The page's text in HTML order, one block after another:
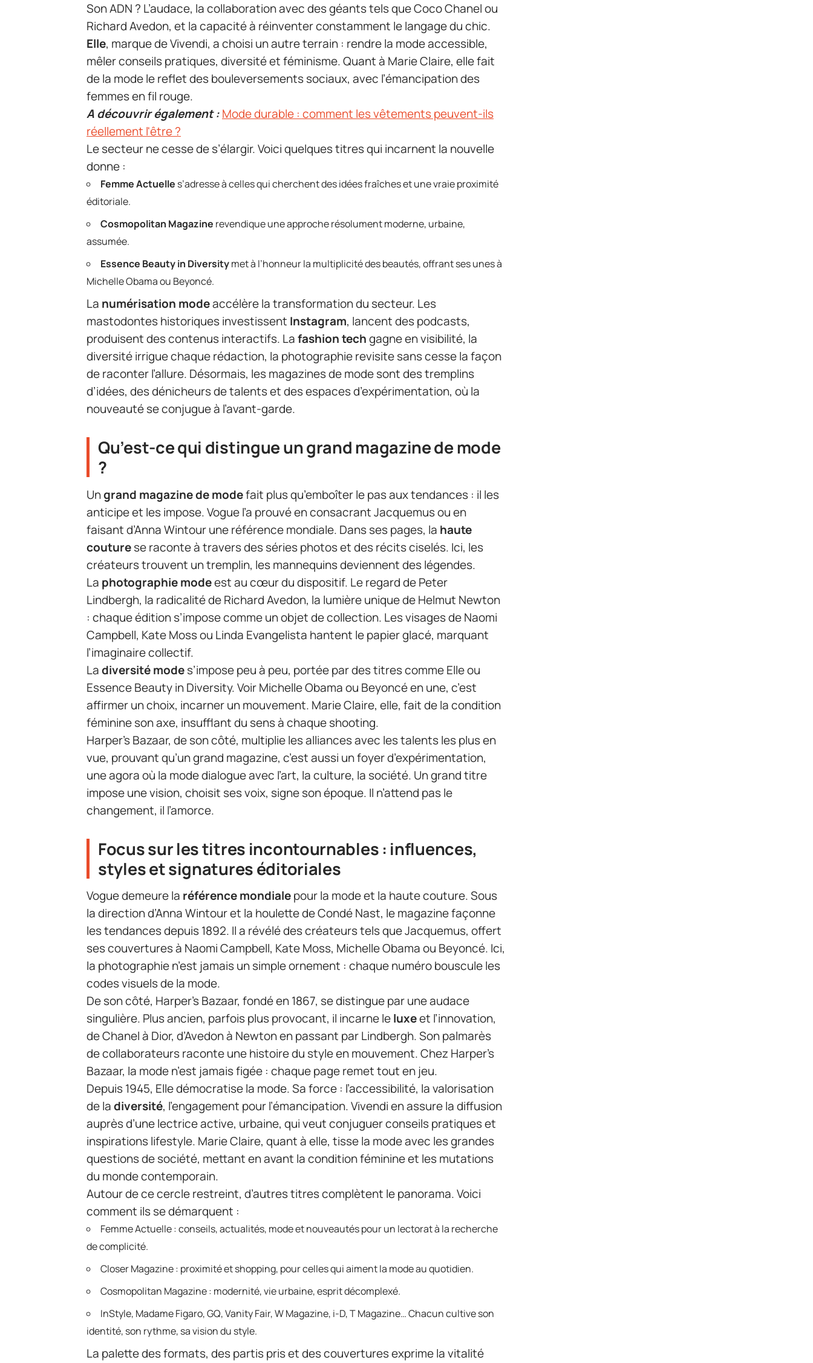
Son ADN ? L’audace, la collaboration avec des géants tels que Coco Chanel ou
Richard Avedon, et la capacité à réinventer constamment le langage du chic.
Elle, marque de Vivendi, a choisi un autre terrain : rendre la mode accessible,
mêler conseils pratiques, diversité et féminisme. Quant à Marie Claire, elle fait
de la mode le reflet des bouleversements sociaux, avec l’émancipation des
femmes en fil rouge.
A découvrir également :Mode durable : comment les vêtements peuvent-ils
réellement l'être ?
Le secteur ne cesse de s’élargir. Voici quelques titres qui incarnent la nouvelle
donne :
Femme Actuelle s’adresse à celles qui cherchent des idées fraîches et une vraie proximité
éditoriale.
Cosmopolitan Magazine revendique une approche résolument moderne, urbaine,
assumée.
Essence Beauty in Diversitymet à l’honneur la multiplicité des beautés, offrant ses unes à
Michelle Obama ou Beyoncé.
La numérisation modeaccélère la transformation du secteur. Les
mastodontes historiques investissent Instagram, lancent des podcasts,
produisent des contenus interactifs. Lafashion techgagne en visibilité, la
diversité irrigue chaque rédaction, la photographie revisite sans cesse la façon
de raconter l’allure. Désormais, les magazines de mode sont des tremplins
d’idées, des dénicheurs de talents et des espaces d’expérimentation, où la
nouveauté se conjugue à l’avant-garde.
Qu’est-ce qui distingue un grand magazine de mode
?
Ungrand magazine de modefait plus qu’emboîter le pas aux tendances : il les
anticipe et les impose. Vogue l’a prouvé en consacrant Jacquemus ou en
faisant d’Anna Wintour une référence mondiale. Dans ses pages, la haute
couturese raconte à travers des séries photos et des récits ciselés. Ici, les
créateurs trouvent un tremplin, les mannequins deviennent des légendes.
La photographie modeest au cœur du dispositif. Le regard de Peter
Lindbergh, la radicalité de Richard Avedon, la lumière unique de Helmut Newton
: chaque édition s’impose comme un objet de collection. Les visages de Naomi
Campbell, Kate Moss ou Linda Evangelista hantent le papier glacé, marquant
l’imaginaire collectif.
Ladiversité modes’impose peu à peu, portée par des titres comme Elle ou
Essence Beauty in Diversity. Voir Michelle Obama ou Beyoncé en une, c’est
affirmer un choix, incarner un mouvement. Marie Claire, elle, fait de la condition
féminine son axe, insufflant du sens à chaque shooting.
Harper’s Bazaar, de son côté, multiplie les alliances avec les talents les plus en
vue, prouvant qu’un grand magazine, c’est aussi un foyer d’expérimentation,
une agora où la mode dialogue avec l’art, la culture, la société. Un grand titre
impose une vision, choisit ses voix, signe son époque. Il n’attend pas le
changement, il l’amorce.
Focus sur les titres incontournables : influences,
styles et signatures éditoriales
Vogue demeure la référence mondialepour la mode et la haute couture. Sous
la direction d’Anna Wintour et la houlette de Condé Nast, le magazine façonne
les tendances depuis 1892. Il a révélé des créateurs tels que Jacquemus, offert
ses couvertures à Naomi Campbell, Kate Moss, Michelle Obama ou Beyoncé. Ici,
la photographie n’est jamais un simple ornement : chaque numéro bouscule les
codes visuels de la mode.
De son côté, Harper’s Bazaar, fondé en 1867, se distingue par une audace
singulière. Plus ancien, parfois plus provocant, il incarne leluxeet l’innovation,
de Chanel à Dior, d’Avedon à Newton en passant par Lindbergh. Son palmarès
de collaborateurs raconte une histoire du style en mouvement. Chez Harper’s
Bazaar, la mode n’est jamais figée : chaque page remet tout en jeu.
Depuis 1945, Elle démocratise la mode. Sa force : l’accessibilité, la valorisation
de ladiversité, l’engagement pour l’émancipation. Vivendi en assure la diffusion
auprès d’une lectrice active, urbaine, qui veut conjuguer conseils pratiques et
inspirations lifestyle. Marie Claire, quant à elle, tisse la mode avec les grandes
questions de société, mettant en avant la condition féminine et les mutations
du monde contemporain.
Autour de ce cercle restreint, d’autres titres complètent le panorama. Voici
comment ils se démarquent :
Femme Actuelle : conseils, actualités, mode et nouveautés pour un lectorat à la recherche
de complicité.
Closer Magazine : proximité et shopping, pour celles qui aiment la mode au quotidien.
Cosmopolitan Magazine : modernité, vie urbaine, esprit décomplexé.
InStyle, Madame Figaro, GQ, Vanity Fair, W Magazine, i-D, T Magazine… Chacun cultive son
identité, son rythme, sa vision du style.
La palette des formats, des partis pris et des couvertures exprime la vitalité